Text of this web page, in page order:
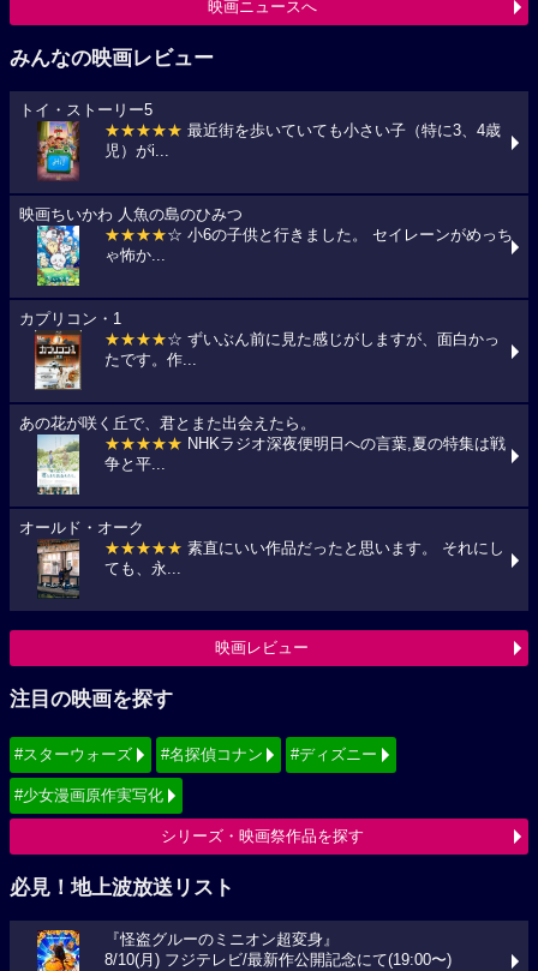
映画ニュースへ
みんなの映画レビュー
トイ・ストーリー5
★★★★★ 最近街を歩いていても小さい子（特に3、4歳
児）がi...
映画ちいかわ 人魚の島のひみつ
★★★★☆ 小6の子供と行きました。 セイレーンがめっち
ゃ怖か...
カプリコン・1
★★★★☆ ずいぶん前に見た感じがしますが、面白かっ
たです。作...
あの花が咲く丘で、君とまた出会えたら。
★★★★★ NHKラジオ深夜便明日への言葉,夏の特集は戦
争と平...
オールド・オーク
★★★★★ 素直にいい作品だったと思います。 それにし
ても、永...
映画レビュー
注目の映画を探す
#スターウォーズ #名探偵コナン #ディズニー
#少女漫画原作実写化
シリーズ・映画祭作品を探す
必見！地上波放送リスト
『怪盗グルーのミニオン超変身』
8/10(月) フジテレビ/最新作公開記念にて(19:00〜)